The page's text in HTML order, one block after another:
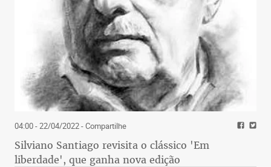
04:00 - 22/04/2022- Compartilhe
Silviano Santiago revisita o clássico 'Em
liberdade', que ganha nova edição